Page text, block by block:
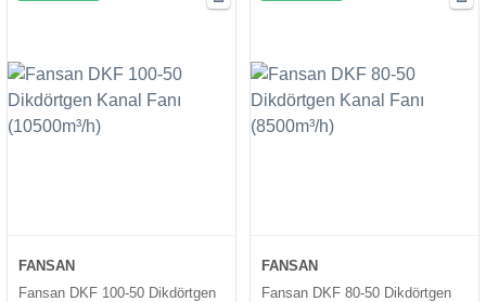
FANSAN
Fansan DKF 100-50 Dikdörtgen
FANSAN
Fansan DKF 80-50 Dikdörtgen